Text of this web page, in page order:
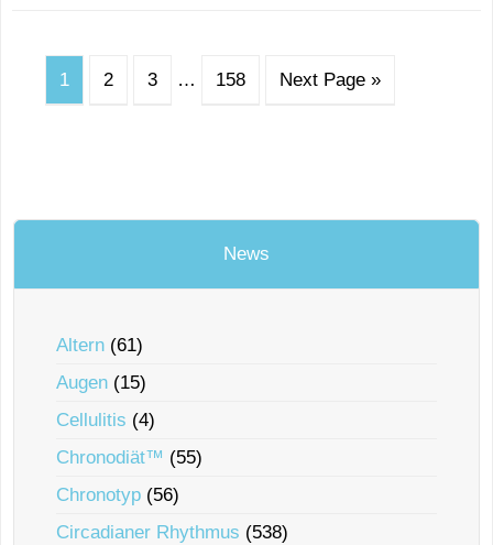
1 2 3 … 158 Next Page »
News
Altern (61)
Augen (15)
Cellulitis (4)
Chronodiät™ (55)
Chronotyp (56)
Circadianer Rhythmus (538)